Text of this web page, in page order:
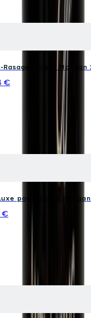
Splash Morgan
€
pour Barbe
€